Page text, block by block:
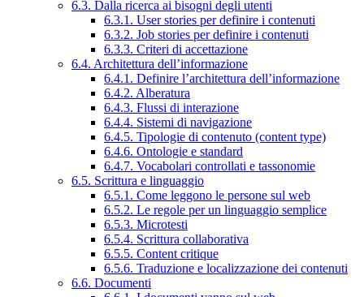
6.3. Dalla ricerca ai bisogni degli utenti
6.3.1. User stories per definire i contenuti
6.3.2. Job stories per definire i contenuti
6.3.3. Criteri di accettazione
6.4. Architettura dell’informazione
6.4.1. Definire l’architettura dell’informazione
6.4.2. Alberatura
6.4.3. Flussi di interazione
6.4.4. Sistemi di navigazione
6.4.5. Tipologie di contenuto (content type)
6.4.6. Ontologie e standard
6.4.7. Vocabolari controllati e tassonomie
6.5. Scrittura e linguaggio
6.5.1. Come leggono le persone sul web
6.5.2. Le regole per un linguaggio semplice
6.5.3. Microtesti
6.5.4. Scrittura collaborativa
6.5.5. Content critique
6.5.6. Traduzione e localizzazione dei contenuti
6.6. Documenti